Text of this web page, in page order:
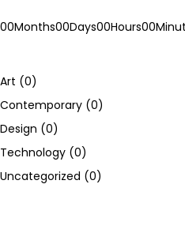
00Months00Days00Hours00
Art (0)
Contemporary (0)
Design (0)
Technology (0)
Uncategorized (0)